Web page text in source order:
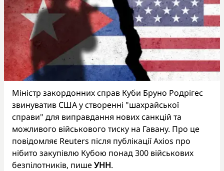
Міністр закордонних справ Куби Бруно Родрігес
звинуватив США у створенні "шахрайської
справи" для виправдання нових санкцій та
можливого військового тиску на Гавану. Про це
повідомляє Reuters після публікації Axios про
нібито закупівлю Кубою понад 300 військових
безпілотників, пише УНН.